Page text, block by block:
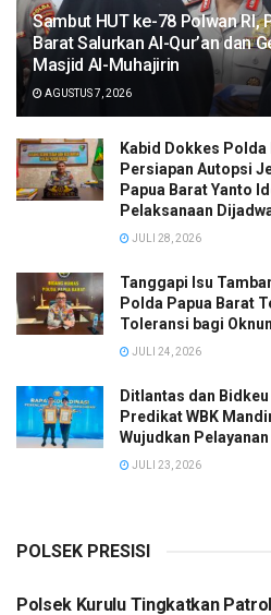
Sambut HUT ke-78 Polwan RI,
Barat Salurkan Al-Qur’an dan
Masjid Al-Muhajirin
AGUSTUS 7, 2026
Kabid Dokkes
Persiapan Autopsi
Papua Barat Yanto
Pelaksanaan
JULI 28, 2026
Tanggapi Isu
Polda Papua Barat
Toleransi bagi
JULI 24, 2026
Ditlantas dan
Predikat WBK
Wujudkan
JULI 23, 2026
POLSEK PRESISI
Polsek Kurulu Tingkatkan